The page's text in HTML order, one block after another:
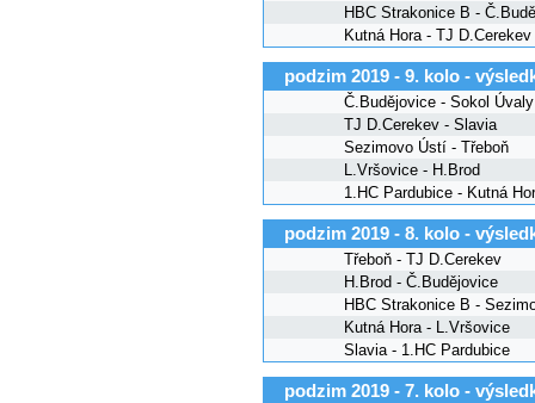
HBC Strakonice B -
Kutná Hora - TJ D.Cerekev
podzim 2019 - 9. kolo -
Č.Budějovice - Sokol Úvaly
TJ D.Cerekev - Slavia
Sezimovo Ústí - Třeboň
L.Vršovice - H.Brod
1.HC Pardubice - Kutná
podzim 2019 - 8. kolo -
Třeboň - TJ D.Cerekev
H.Brod - Č.Budějovice
HBC Strakonice B -
Kutná Hora - L.Vršovice
Slavia - 1.HC Pardubice
podzim 2019 - 7. kolo -